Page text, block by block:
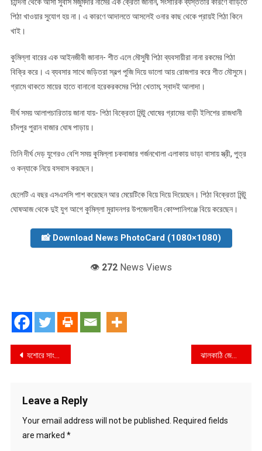
পিঠা খাওয়ার সুযোগ হয় না। এ কারণে আদালতে আসলেই ওনার কাছ থেকে প্রায়ই পিঠা কিনে
খাই।
কুমিল্লা বারের এক আইনজীবী জানান- শীত এলে মৌসুমী পিঠা ব্যবসায়ীরা নানা রকমের পিঠা
বিক্রি করে। এ ব্যবসার সাথে জড়িতরা স্বল্প পুজি দিয়ে ভালো আয় রোজগার করে শীত মৌসুমে।
গ্রামে থাকতে মায়ের হাতে বানানো হরেকরকমের পিঠা খেতাম; স্বাদই আলাদা।
দীর্ঘ সময় আলাপচারিতায় জানা যায়- পিঠা বিক্রেতা মিন্টু ঘোষের গ্রামের বাড়ী ইলিশের রাজধানী
চাঁদপুর পুরান বাজার ঘোষ পাড়ায়।
তিনি দীর্ঘ দেড় যুগেরও বেশি সময় কুমিল্লা চকবাজার গর্জনখোলা এলাকায় ভাড়া বাসায় স্ত্রী, পুত্র
ও কন্যাকে নিয়ে বসবাস করছেন।
ছেলেটি এ বছর এসএসসি পাশ করেছেন আর মেয়েটিকে বিয়ে দিয়ে দিয়েছেন। পিঠা বিক্রেতা মিন্টু
ঘোষআজ থেকে দুই যুগ আগে কুমিল্লা মুরাদনগর উপজেলাধীন কোম্পানিগঞ্জে বিয়ে করেছেন।
📸 Download News PhotoCard (1080×1080)
👁️ 272 News Views
Post
যশোরে সাংবাদিক শামছুর রহমানের হত্যাকারীরা আজ ও ধরাছোঁয়ার বাইরে ; আড়াই দশকে ও চিহ্নিত হয়নি প্রকৃত হত্যাকারীরা ঝালকাঠি জেলার কমিউনিটি ক্লিনিক পর্যায়ে স্বাস্থ্য সেবাদানকারীদের (সিএইচসিপি) এনসিডি প্রশিক্ষণ
Leave a Reply
Your email address will not be published. Required fields
are marked *